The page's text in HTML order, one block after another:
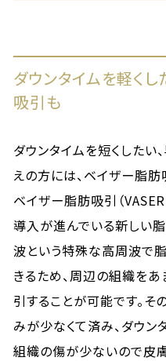
ダウンタイムを軽く
吸引も
ダウンタイムを短くしたい
えの方には、ベイザー脂肪
ベイザー脂肪吸引（
導入が進んでいる新しい
波という特殊な高周波で
きるため、周辺の組織をあ
引することが可能です。
みが少なくて済み、ダウン
組織の傷が少ないので皮